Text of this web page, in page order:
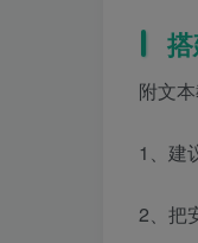
附文
1、建
2、把